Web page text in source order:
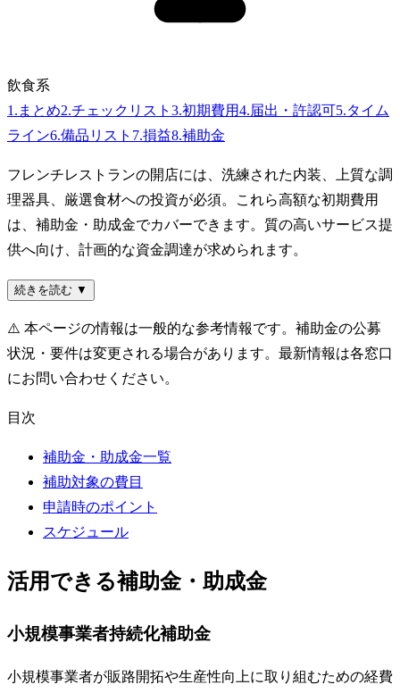
飲食系
1 . まとめ2.チェックリスト 3.初期費用4.届出・許認可5.タイム
ライン6.備品リスト 7.損益8.補助金
フレンチレストランの開店には、洗練された内装、上質な調
理器具、厳選食材への投資が必須。これら高額な初期費用
は、補助金・助成金でカバーできます。質の高いサービス提
供へ向け、計画的な資金調達が求められます。
続きを読む ▼
⚠️ 本ページの情報は一般的な参考情報です。補助金の公募
状況・要件は変更される場合があります。最新情報は各窓口
にお問い合わせください。
目次
補助金・助成金一覧
補助対象の費目
申請時のポイント
スケジュール
活用できる補助金・助成金
小規模事業者持続化補助金
小規模事業者が販路開拓や生産性向上に取り組むための経費